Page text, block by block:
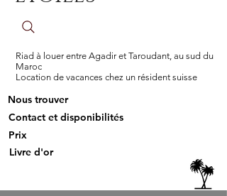
Riad à louer entre Agadir et Taroudant, au sud du
Maroc
Location de vacances chez un résident suisse
Nous trouver
Contact et disponibilités
Prix
Livre d'or